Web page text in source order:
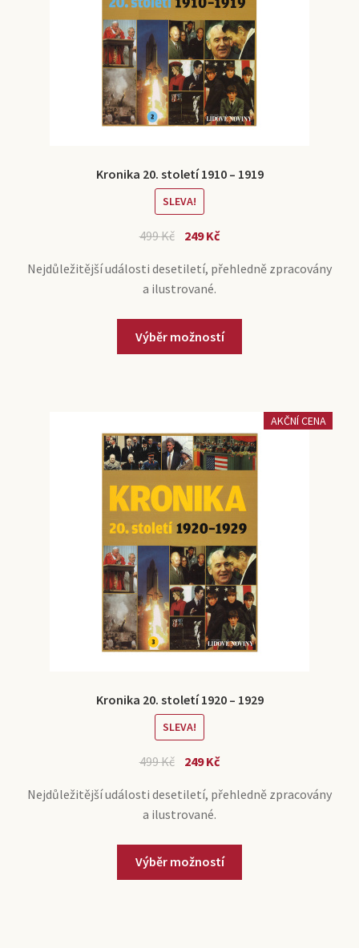
Kronika 20. století 1910 – 1919
SLEVA!
499Kč 249Kč
Nejdůležitější události desetiletí, přehledně zpracovány
a ilustrované.
Výběr možností
AKČNÍ CENA
Kronika 20. století 1920 – 1929
SLEVA!
499Kč 249Kč
Nejdůležitější události desetiletí, přehledně zpracovány
a ilustrované.
Výběr možností